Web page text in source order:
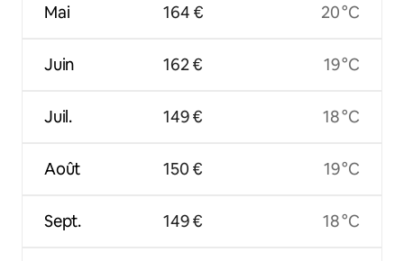
Mai
Juin
Juil.
Août
Sept.
164 €
162 €
149 €
150 €
149 €
20 °C
19 °C
18 °C
19 °C
18 °C